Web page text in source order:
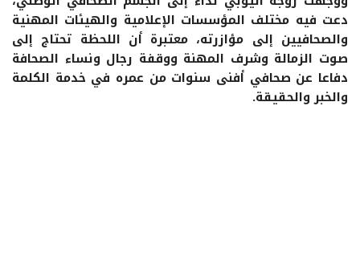
دعت فيه مختلف المؤسسات الإعلامية والهيئات المهنية
والصحافيين إلى مؤازرته، معتبرة أن اللحظة تحتاج إلى
صوت الزمالة وشرف المهنة ووقفة رجال ونساء الصحافة
دفاعا عن صحافي أفنى سنوات من عمره في خدمة الكلمة
والخبر والحقيقة.